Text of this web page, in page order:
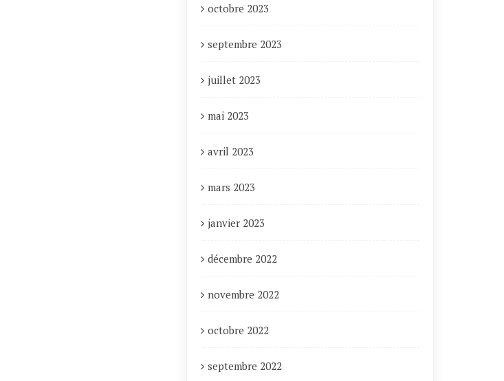
octobre 2023
septembre 2023
juillet 2023
mai 2023
avril 2023
mars 2023
janvier 2023
décembre 2022
novembre 2022
octobre 2022
septembre 2022